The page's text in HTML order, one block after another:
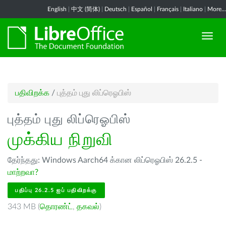
English 中文 (简体) Deutsch Español Français Italiano More...
பதிவிறக்க / புத்தம் புது லிப்ரெஓபிஸ்
புத்தம் புது லிப்ரெஓபிஸ்
முக்கிய நிறுவி
தேர்ந்தது: Windows Aarch64 க்கான லிப்ரெஓபிஸ் 26.2.5 -
மாற்றவா?
பதிப்பு 26.2.5 ஐப் பதிவிறக்கு
343 MB (தொரண்ட் , தகவல்)